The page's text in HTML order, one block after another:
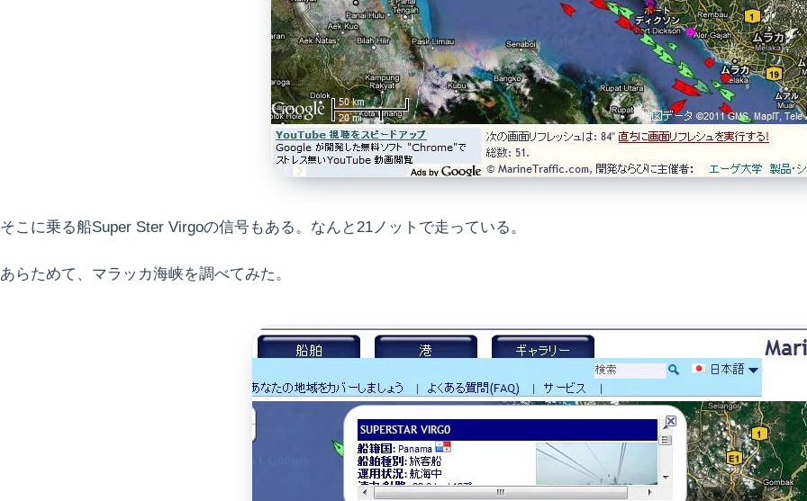
そこに乗る船Super Ster Virgoの信号もある。なんと21ノットで走っている。
あらためて、マラッカ海峡を調べてみた。